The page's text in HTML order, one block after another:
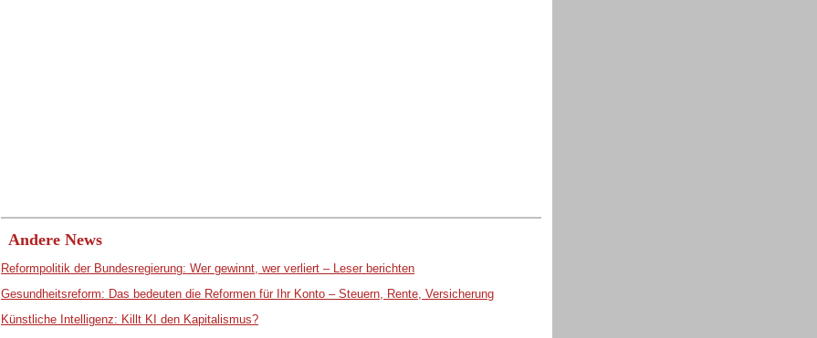
Andere News
Reformpolitik der Bundesregierung: Wer gewinnt, wer verliert – Leser berichten
Gesundheitsreform: Das bedeuten die Reformen für Ihr Konto – Steuern, Rente, Versicherung
Künstliche Intelligenz: Killt KI den Kapitalismus?